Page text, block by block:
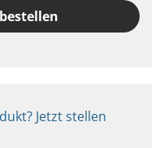
Jetzt stellen